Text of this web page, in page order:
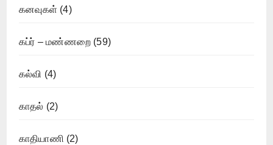
கனவுகள் (4)
கப்ர் – மண்ணறை (59)
கல்வி (4)
காதல் (2)
காதியாணி (2)